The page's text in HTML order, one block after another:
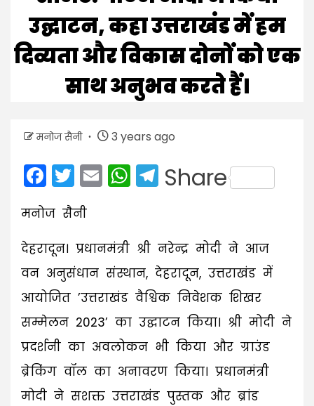
उद्घाटन, कहा उत्तराखंड में हम
दिव्यता और विकास दोनों को एक
साथ अनुभव करते हैं।
मनोज सैनी 3 years ago
Facebook
Twitter
EmailWhatsApp
Telegram
Share
मनोज सैनी
देहरादून। प्रधानमंत्री श्री नरेन्द्र मोदी ने आज
वन अनुसंधान संस्थान, देहरादून, उत्तराखंड में
आयोजित ’उत्तराखंड वैश्विक निवेशक शिखर
सम्मेलन 2023’ का उद्घाटन किया। श्री मोदी ने
प्रदर्शनी का अवलोकन भी किया और ग्राउंड
ब्रेकिंग वॉल का अनावरण किया। प्रधानमंत्री
मोदी ने सशक्त उत्तराखंड पुस्तक और ब्रांड